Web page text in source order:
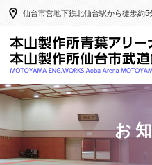
仙台市営地下鉄北仙台駅から徒歩約5
お